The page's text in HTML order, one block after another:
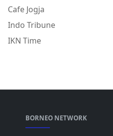
Cafe Jogja
Indo Tribune
IKN Time
BORNEO NETWORK